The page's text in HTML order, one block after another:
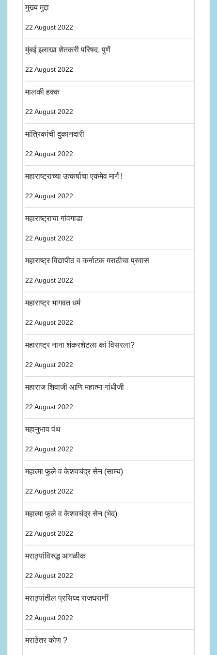
मुख्य मुद्दा
22 August 2022
मुंबई इलाखा शेतकरी परिषद, पुणें
22 August 2022
मालकी हक्क
22 August 2022
मांत्रिकांची दुकानदारी
22 August 2022
महाराष्ट्राच्या उत्कर्षाचा एकमेव मार्ग !
22 August 2022
महाराष्ट्राचा गांवगाडा
22 August 2022
महाराष्ट्र विद्यापीठ व कर्नाटक मराठीचा प्रवास
22 August 2022
महाराष्ट्र भागवत धर्म
22 August 2022
महाराष्ट्र नाना शंकरशेटला कां विसरला?
22 August 2022
महाराज शिवाजी आणि महात्मा गांधीजी
22 August 2022
महानुभाव पंथ
22 August 2022
महात्मा फुले व केशवचंद्र सेन (साम्य)
22 August 2022
महात्मा फुले व केशवचंद्र सेन (भेद)
22 August 2022
मराठ्यांविरुद्ध आगळीक
22 August 2022
मराठ्यांतील प्रसिध्द राजघराणीं
22 August 2022
मराठेतर कोण ?